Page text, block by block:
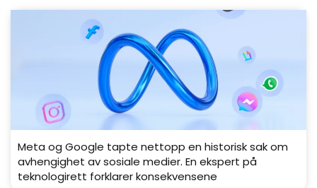
Meta og Google tapte nettopp en historisk sak om
avhengighet av sosiale medier. En ekspert på
teknologirett forklarer konsekvensene